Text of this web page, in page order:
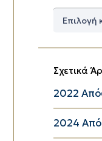
Δημοφιλείς
Σχετικά
2022
2024